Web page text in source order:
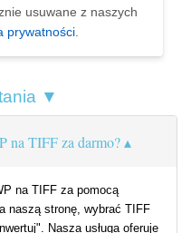
usuwane z naszych
prywatności.
▼
na TIFF za darmo?
na TIFF za pomocą
naszą stronę, wybrać TIFF
Nasza usługa oferuje